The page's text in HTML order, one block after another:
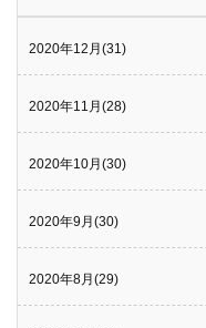
2020年12月(31)
2020年11月(28)
2020年10月(30)
2020年9月(30)
2020年8月(29)